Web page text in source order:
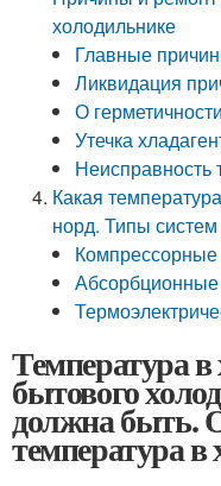
холодильнике
Главные
Ликвидация
О
Утечка
Неисправность
Какая
норд. Типы
Компрессорные
Абсорбционные
Температура
бытового
должна быть.
температура в